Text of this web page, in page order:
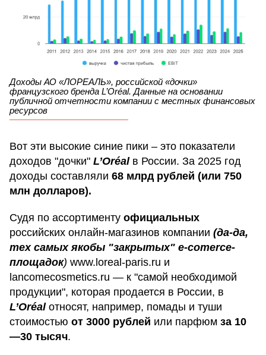
Доходы АО «ЛОРЕАЛЬ», российской «дочки»
французского бренда L’Oréal. Данные на основании
публичной отчетности компании с местных финансовых
ресурсов
Вот эти высокие синие пики – это показатели
доходов "дочки" L’Oréalв России. За 2025 год
доходы составляли 68 млрд рублей (или 750
млн долларов).
Судя по ассортименту официальных
российских онлайн-магазинов компании (да-да,
тех самых якобы "закрытых" e-comerce-
площадок) www.loreal-paris.ru и
lancomecosmetics.ru — к "самой необходимой
продукции", которая продается в России, в
L’Oréal относят, например, помады и туши
стоимостью от 3000 рублей или парфюм за 10
—30 тысяч.